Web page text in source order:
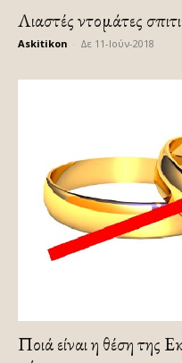
Λιαστές ντομάτες
Askitikon Δε 11-Ιούν-2018
Ποιά είναι η θέση της